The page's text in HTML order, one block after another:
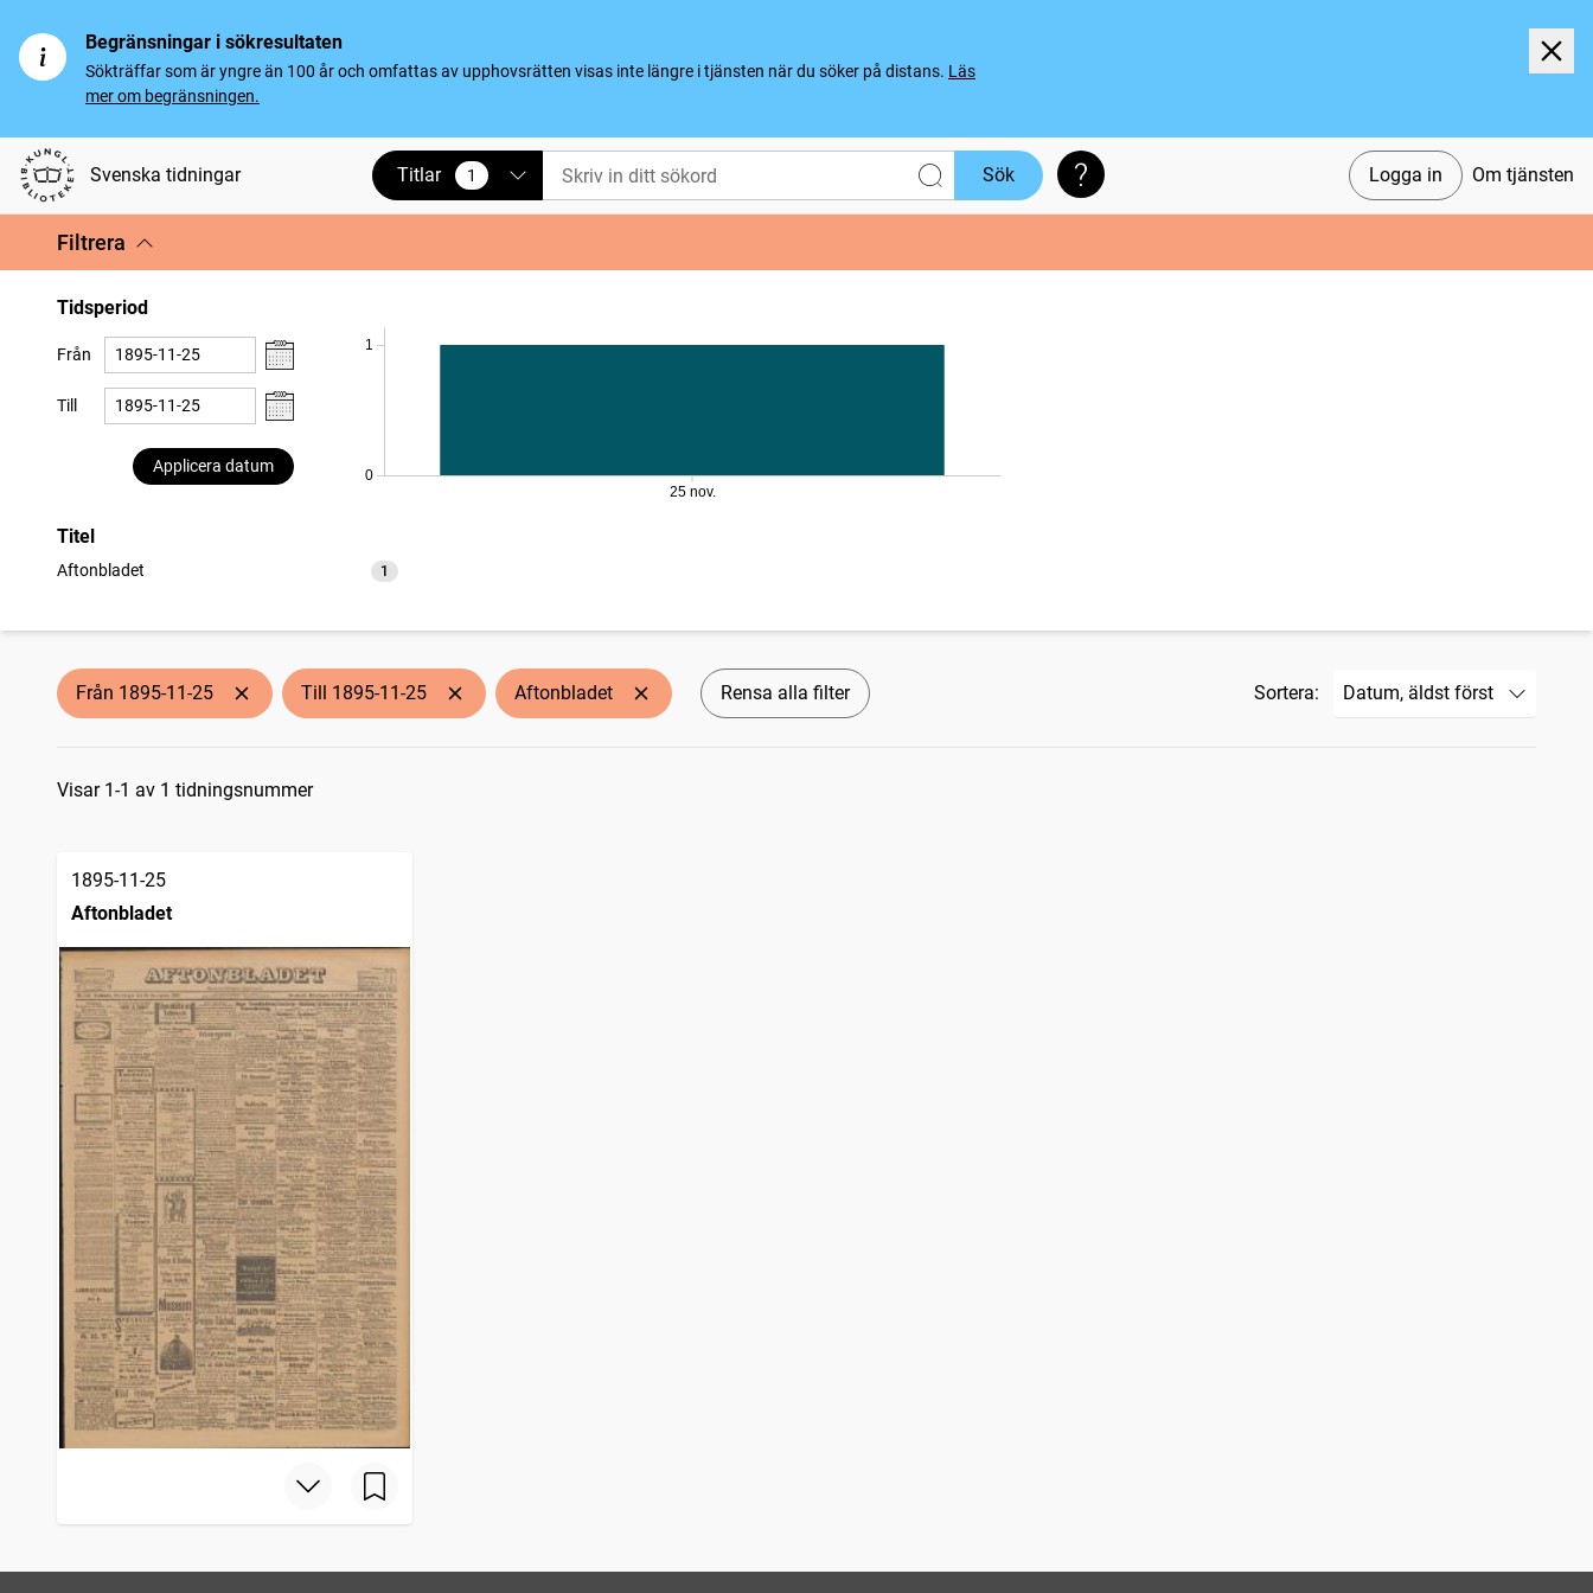
Begränsningar i sökresultaten
Sökträffar som är yngre än 100 år och omfattas av upphovsrätten visas inte längre i tjänsten när du söker på distans. Läs
mer om begränsningen.
Svenska tidningar Logga in Om tjänsten
Titlar 1
vald Sök Söktips
Filtrera
Tidsperiod
Från
Till
Applicera datum
0
1
25 nov.
Titel
Aftonbladet 1
träffar
Från 1895-11-25 Till 1895-11-25 Aftonbladet Rensa alla filter Sortera:
Sökresultat
Visar 1-1 av 1 tidningsnummer
1895-11-25
Aftonbladet